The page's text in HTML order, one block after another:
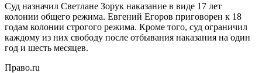
Суд назначил Светлане Зорук наказание в виде 17 лет
колонии общего режима. Евгений Егоров приговорен к 18
годам колонии строгого режима. Кроме того, суд ограничил
каждому из них свободу после отбывания наказания на один
год и шесть месяцев.
Право.ru